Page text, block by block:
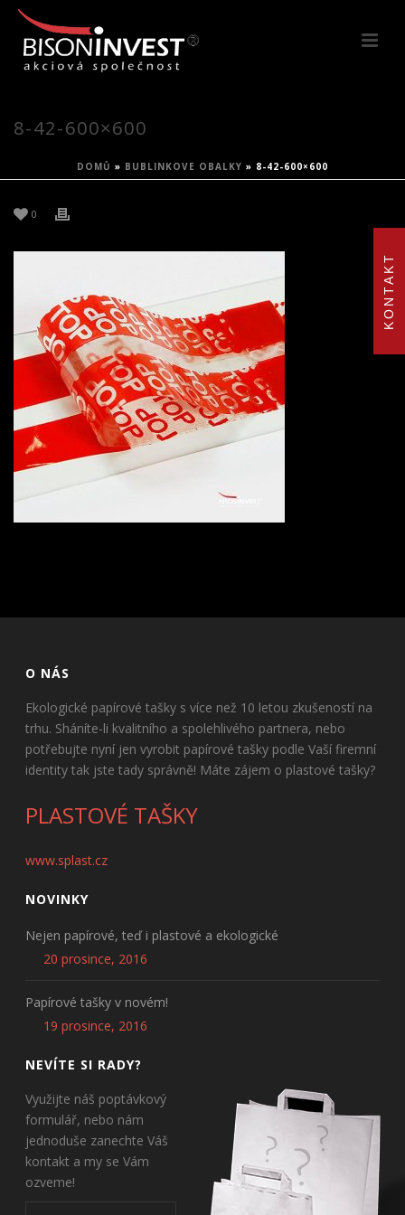
KONTAKT
8-42-600×600
DOMŮ » BUBLINKOVE OBALKY » 8-42-600×600
0
O NÁS
Ekologické papírové tašky s více než 10 letou zkušeností na
trhu. Sháníte-li kvalitního a spolehlivého partnera, nebo
potřebujte nyní jen vyrobit papírové tašky podle Vaší firemní
identity tak jste tady správně! Máte zájem o plastové tašky?
PLASTOVÉ TAŠKY
www.splast.cz
NOVINKY
Nejen papírové, teď i plastové a ekologické
20 prosince, 2016
Papírové tašky v novém!
19 prosince, 2016
NEVÍTE SI RADY?
Využijte náš poptávkový
formulář, nebo nám
jednoduše zanechte Váš
kontakt a my se Vám
ozveme!